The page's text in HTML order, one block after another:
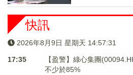
快訊
2026年8月9日 星期天 14:57:31
17:35
【盈警】綠心集團
不少於85%